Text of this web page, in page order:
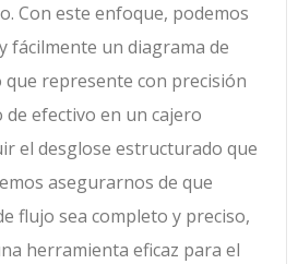
Con este enfoque, podemos
fácilmente un diagrama de
que represente con precisión
efectivo en un cajero
el desglose estructurado que
asegurarnos de que
flujo sea completo y preciso,
herramienta eficaz para el